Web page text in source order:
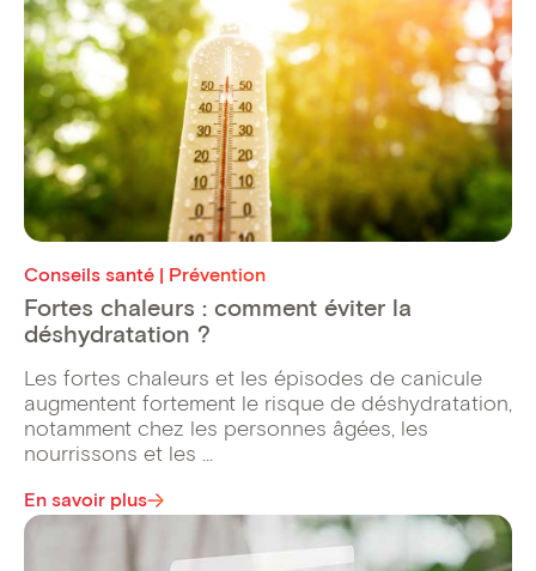
Conseils santé | Prévention
Fortes chaleurs : comment éviter la
déshydratation ?
Les fortes chaleurs et les épisodes de canicule
augmentent fortement le risque de déshydratation,
notamment chez les personnes âgées, les
nourrissons et les ...
En savoir plus